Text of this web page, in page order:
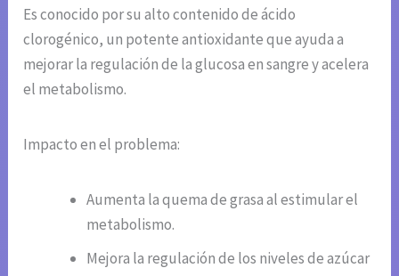
Es conocido por su alto contenido de ácido
clorogénico, un potente antioxidante que ayuda a
mejorar la regulación de la glucosa en sangre y acelera
el metabolismo.
Impacto en el problema:
Aumenta la quema de grasa al estimular el
metabolismo.
Mejora la regulación de los niveles de azúcar